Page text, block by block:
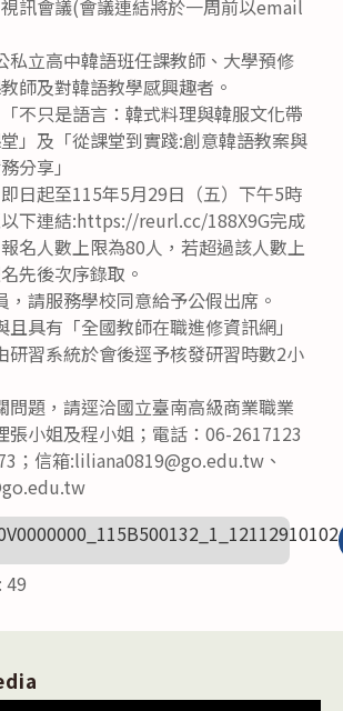
訊會議(會議連結將於一周前以email
私立高中韓語班任課教師、大學預修
師及對韓語教學感興趣者。
不只是語言：韓式料理與韓服文化帶
」及「從課堂到實踐:創意韓語教案與
分享」
日起至115年5月29日（五）下午5時
下連結:https://reurl.cc/188X9G完成
名人數上限為80人，若超過該人數上
先後次序錄取。
，請服務學校同意給予公假出席。
且具有「全國教師在職進修資訊網」
研習系統於會後逕予核發研習時數2小
問題，請逕洽國立臺南高級商業職業
張小姐及程小姐；電話：06-2617123
；信箱:liliana0819@go.edu.tw、
49